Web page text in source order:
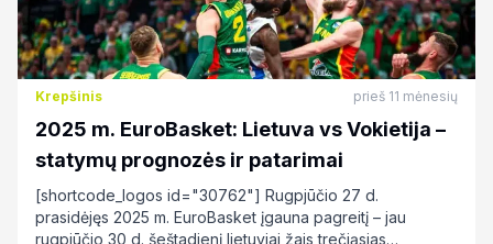
Krepšinis prieš 11 mėnesių
2025 m. EuroBasket: Lietuva vs Vokietija –
statymų prognozės ir patarimai
[shortcode_logos id="30762"] Rugpjūčio 27 d.
prasidėjęs 2025 m. EuroBasket įgauna pagreitį – jau
rugpjūčio 30 d. šeštadienį lietuviai žais trečiąsias